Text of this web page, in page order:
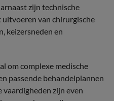
zijn technische
van chirurgische
keizersneden en
om complexe medische
passende behandelplannen
zijn even